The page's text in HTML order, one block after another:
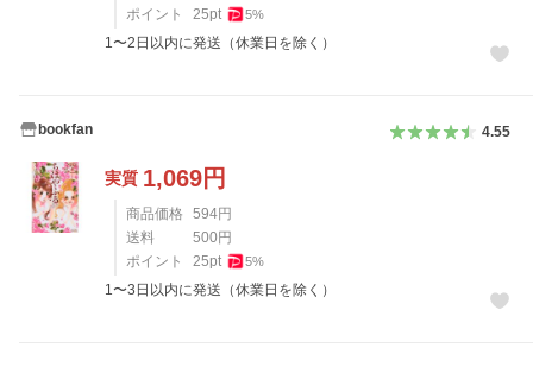
ポイント
25pt 5%
1〜2日以内に発送（休業日を除く）
bookfan 4.55
実質 1,069円
商品価格 594円
送料
500 円
ポイント
25pt 5%
1〜3日以内に発送（休業日を除く）